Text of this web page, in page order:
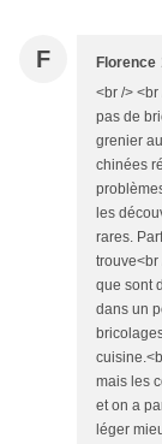
F Florence
<br />
pas de
grenier
chinées
les
rares.
trouve<br
que sont
dans un
mais les
et on a
léger